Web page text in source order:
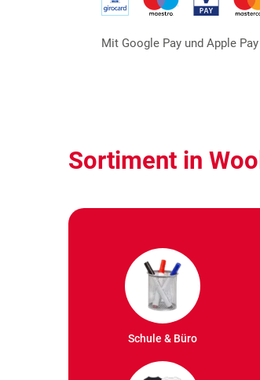
Mit Google Pay und Apple
Sortiment in
Schule & Büro